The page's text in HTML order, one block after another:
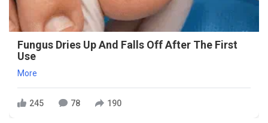
Fungus Dries Up And Falls Off After The First
Use
More
245 78 190